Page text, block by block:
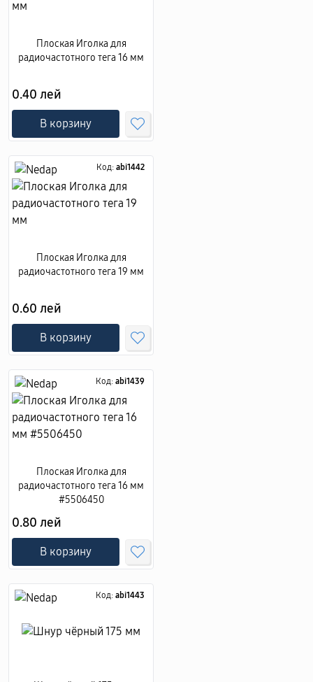
Плоская Иголка для
радиочастотного тега 16 мм
0.40 лей
В корзину
Код: abi1442
Плоская Иголка для
радиочастотного тега 19 мм
0.60 лей
В корзину
Код: abi1439
Плоская Иголка для
радиочастотного тега 16 мм
#5506450
0.80 лей
В корзину
Код: abi1443